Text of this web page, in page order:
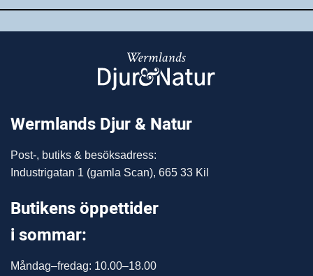
Wermlands Djur & Natur
Post-, butiks & besöksadress:
Industrigatan 1 (gamla Scan), 665 33 Kil
Butikens öppettider
i sommar:
Måndag–fredag: 10.00–18.00